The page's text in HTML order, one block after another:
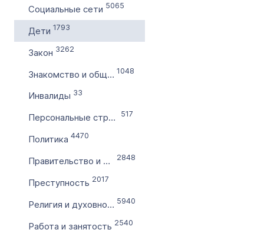
с
по
Цена домена в ₽
от
до
с
по
Социальные сети 5065
Дети 1793
Закон 3262
Знакомство и общение 1048
Инвалиды 33
Персональные страницы 517
Политика 4470
Правительство и власть 2848
Преступность 2017
Религия и духовность 5940
Работа и занятость 2540